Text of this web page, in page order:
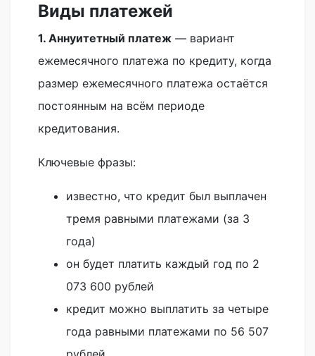
Виды платежей
1. Аннуитетный платеж — вариант
ежемесячного платежа по кредиту, когда
размер ежемесячного платежа остаётся
постоянным на всём периоде
кредитования.
Ключевые фразы:
известно, что кредит был выплачен
тремя равными платежами (за 3
года)
он будет платить каждый год по 2
073 600 рублей
кредит можно выплатить за четыре
года равными платежами по 56 507